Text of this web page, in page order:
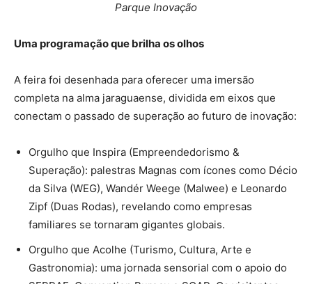
Parque Inovação
Uma programação que brilha os olhos
A feira foi desenhada para oferecer uma imersão
completa na alma jaraguaense, dividida em eixos que
conectam o passado de superação ao futuro de inovação:
Orgulho que Inspira (Empreendedorismo &
Superação): palestras Magnas com ícones como Décio
da Silva (WEG), Wandér Weege (Malwee) e Leonardo
Zipf (Duas Rodas), revelando como empresas
familiares se tornaram gigantes globais.
Orgulho que Acolhe (Turismo, Cultura, Arte e
Gastronomia): uma jornada sensorial com o apoio do